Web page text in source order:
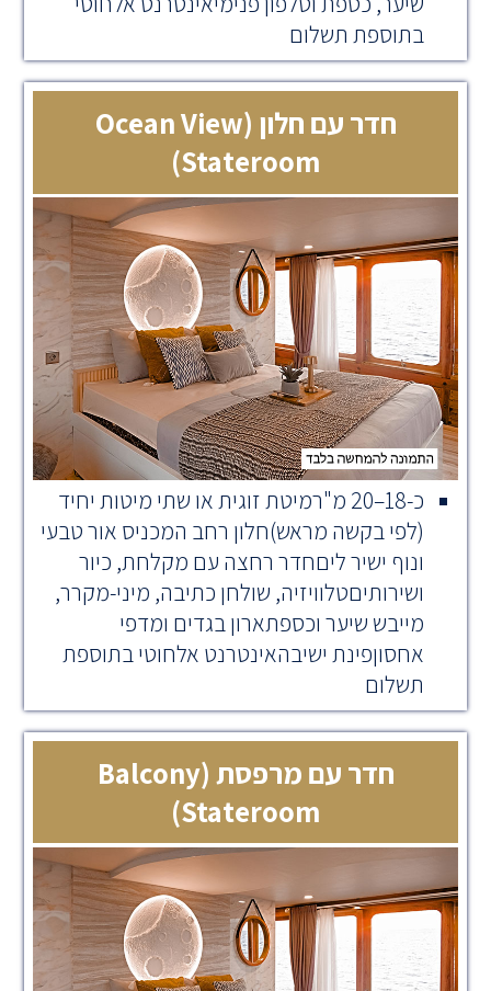
בתוספת תשלום
חדר עם חלון (Ocean View
Stateroom)
כ-18–20 מ"רמיטת זוגית או שתי מיטות יחיד
(לפי בקשה מראש)חלון רחב המכניס אור טבעי
ונוף ישיר ליםחדר רחצה עם מקלחת, כיור
ושירותיםטלוויזיה, שולחן כתיבה, מיני-מקרר,
מייבש שיער וכספתארון בגדים ומדפי
אחסוןפינת ישיבהאינטרנט אלחוטי בתוספת
תשלום
חדר עם מרפסת (Balcony
Stateroom)